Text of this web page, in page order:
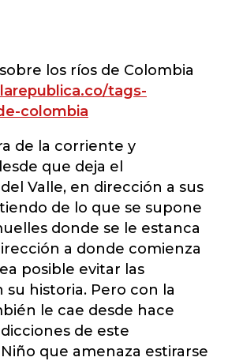
los ríos de Colombia
tags-
colombia
de la corriente y
que deja el
Valle, en dirección a sus
de lo que se supone
donde se le estanca
a donde comienza
posible evitar las
historia. Pero con la
le cae desde hace
de este
que amenaza estirarse